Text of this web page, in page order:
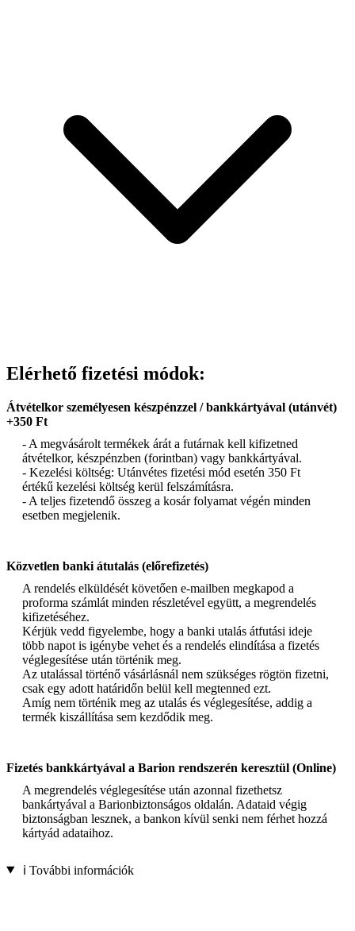
Elérhető fizetési módok:
Átvételkor személyesen készpénzzel / bankkártyával (utánvét)
+350 Ft
- A megvásárolt termékek árát a futárnak kell kifizetned
átvételkor, készpénzben (forintban) vagy bankkártyával.
- Kezelési költség: Utánvétes fizetési mód esetén 350 Ft
értékű kezelési költség kerül felszámításra.
- A teljes fizetendő összeg a kosár folyamat végén minden
esetben megjelenik.
Közvetlen banki átutalás (előrefizetés)
A rendelés elküldését követően e-mailben megkapod a
proforma számlát minden részletével együtt, a megrendelés
kifizetéséhez.
Kérjük vedd figyelembe, hogy a banki utalás átfutási ideje
több napot is igénybe vehet és a rendelés elindítása a fizetés
véglegesítése után történik meg.
Az utalással történő vásárlásnál nem szükséges rögtön fizetni,
csak egy adott határidőn belül kell megtenned ezt.
Amíg nem történik meg az utalás és véglegesítése, addig a
termék kiszállítása sem kezdődik meg.
Fizetés bankkártyával a Barion rendszerén keresztül (Online)
A megrendelés véglegesítése után azonnal fizethetsz
bankártyával a Barionbiztonságos oldalán. Adataid végig
biztonságban lesznek, a bankon kívül senki nem férhet hozzá
kártyád adataihoz.
ℹ️ További információk